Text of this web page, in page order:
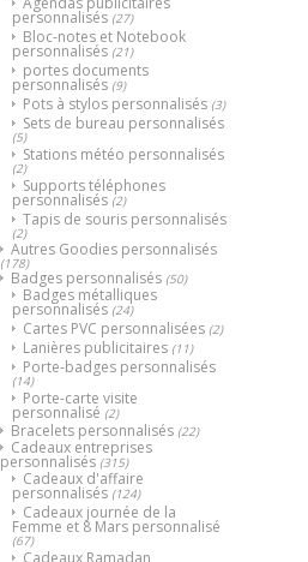
personnalisés (27)
Bloc-notes et Notebook
personnalisés (21)
portes documents
personnalisés (9)
Pots à stylos personnalisés (3)
Sets de bureau personnalisés
(5)
Stations météo personnalisés
(2)
Supports téléphones
personnalisés (2)
Tapis de souris personnalisés
(2)
Autres Goodies personnalisés
(178)
Badges personnalisés (50)
Badges métalliques
personnalisés (24)
Cartes PVC personnalisées (2)
Lanières publicitaires (11)
Porte-badges personnalisés
(14)
Porte-carte visite
personnalisé (2)
Bracelets personnalisés (22)
Cadeaux entreprises
personnalisés (315)
Cadeaux d'affaire
personnalisés (124)
Cadeaux journée de la
Femme et 8 Mars personnalisé
(67)
Cadeaux Ramadan